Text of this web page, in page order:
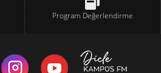
Program Değerlendirme